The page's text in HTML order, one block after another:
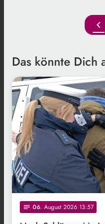
chevron_left
Das könnte Dich
notes 06. August 2026 13:57